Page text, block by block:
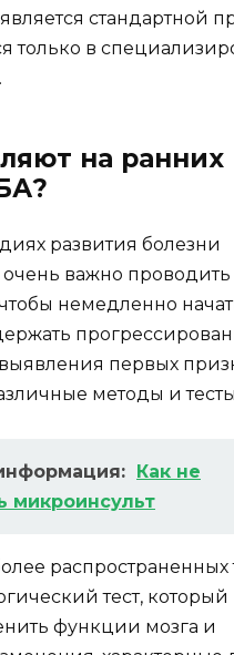
стандартной
только в
на ранних
развития болезни
важно
немедленно
первых
методы и
Как не
микроинсульт
распространенных
тест, который
функции мозга и